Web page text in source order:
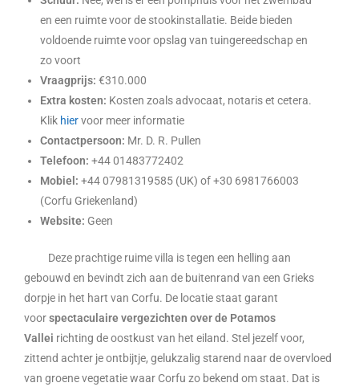
en een ruimte voor de stookinstallatie. Beide bieden
voldoende ruimte voor opslag van tuingereedschap en
zo voort
Vraagprijs: €310.000
Extra kosten: Kosten zoals advocaat, notaris et cetera.
Klik hiervoor meer informatie
Contactpersoon: Mr. D. R. Pullen
Telefoon: +44 01483772402
Mobiel: +44 07981319585 (UK) of +30 6981766003
(Corfu Griekenland)
Website: Geen
Deze prachtige ruime villa is tegen een helling aan
gebouwd en bevindt zich aan de buitenrand van een Grieks
dorpje in het hart van Corfu. De locatie staat garant
voorspectaculaire vergezichten over de Potamos
Vallei richting de oostkust van het eiland. Stel jezelf voor,
zittend achter je ontbijtje, gelukzalig starend naar de overvloed
van groene vegetatie waar Corfu zo bekend om staat. Dat is